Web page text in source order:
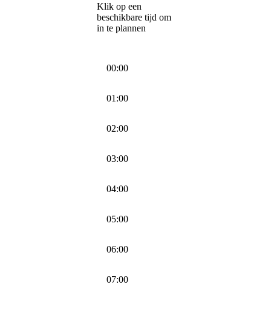
Klik op een
beschikbare tijd om
in te plannen
00:00
01:00
02:00
03:00
04:00
05:00
06:00
07:00